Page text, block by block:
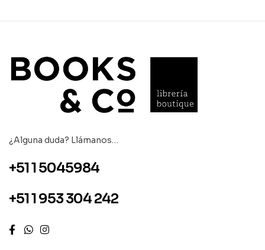
¿Alguna duda? Llámanos…
+51 1 5045984
+51 1 953 304 242